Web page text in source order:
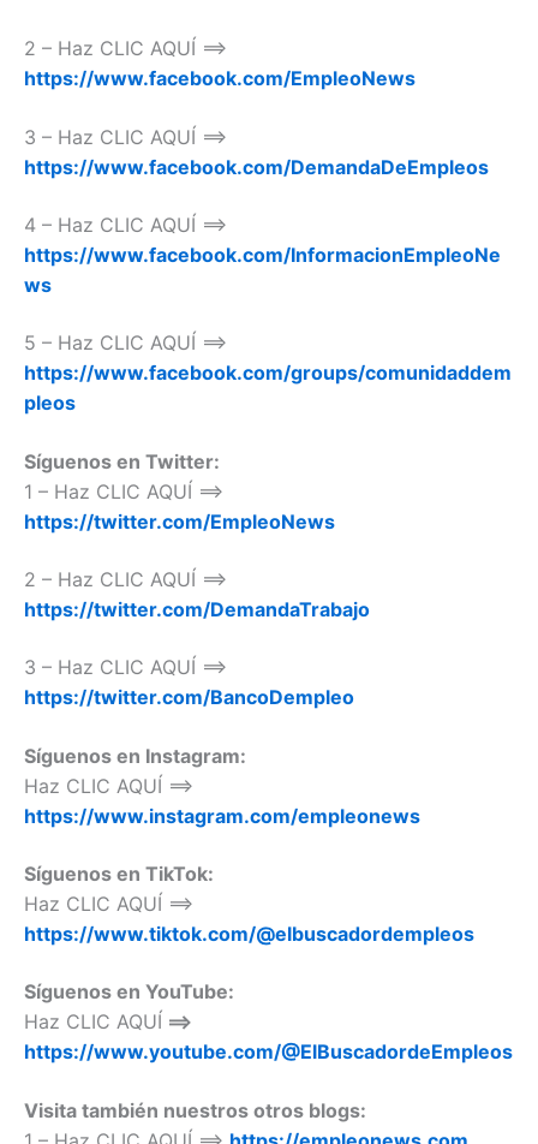
2 – Haz CLIC AQUÍ ==>
https://www.facebook.com/EmpleoNews
3 – Haz CLIC AQUÍ ==>
https://www.facebook.com/DemandaDeEmpleos
4 – Haz CLIC AQUÍ ==>
https://www.facebook.com/InformacionEmpleoNe
ws
5 – Haz CLIC AQUÍ ==>
https://www.facebook.com/groups/comunidaddem
pleos
Síguenos en Twitter:
1 – Haz CLIC AQUÍ ==>
https://twitter.com/EmpleoNews
2 – Haz CLIC AQUÍ ==>
https://twitter.com/DemandaTrabajo
3 – Haz CLIC AQUÍ ==>
https://twitter.com/BancoDempleo
Síguenos en Instagram:
Haz CLIC AQUÍ ==>
https://www.instagram.com/empleonews
Síguenos en TikTok:
Haz CLIC AQUÍ ==>
https://www.tiktok.com/@elbuscadordempleos
Síguenos en YouTube:
Haz CLIC AQUÍ ==>
https://www.youtube.com/@ElBuscadordeEmpleos
Visita también nuestros otros blogs: